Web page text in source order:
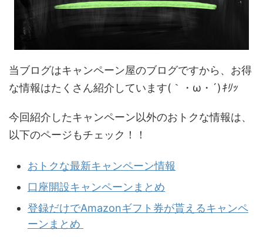
当ブログはキャンペーン屋のブログですから、お得
な情報はたくさん紹介しています(｀・ω・´)ｷﾘｯ
今回紹介したキャンペーン以外のおトクな情報は、
以下のページもチェック！！
おトクな最新キャンペーン情報
口座開設キャンペーンまとめ
登録だけでAmazonギフト券が貰えるキャンペ
ーンまとめ